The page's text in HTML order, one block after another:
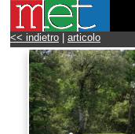
<< indietro articolo